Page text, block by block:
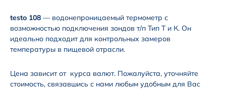
testo 108 — водонепроницаемый термометр с
возможностью подключения зондов т/п Тип Т и К. Он
идеально подходит для контрольных замеров
температуры в пищевой отрасли.
Цена зависит от курса валют. Пожалуйста, уточняйте
стоимость, связавшись с нами любым удобным для Вас